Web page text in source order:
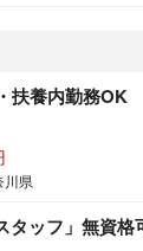
扶養内勤務OK
川県
タッフ」無資